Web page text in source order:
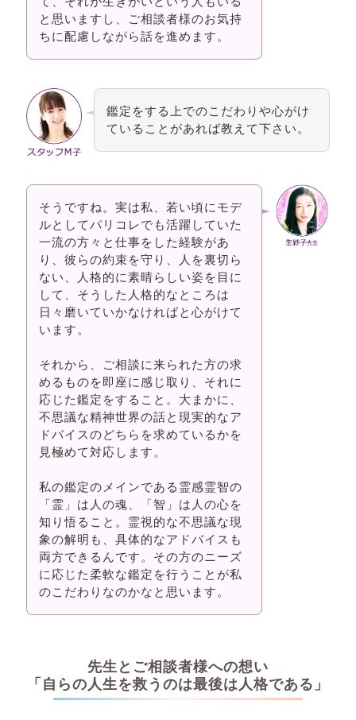
と思いますし、ご相談者様のお気持
ちに配慮しながら話を進めます。
鑑定をする上でのこだわりや心がけ
ていることがあれば教えて下さい。
そうですね。実は私、若い頃にモデ
ルとしてパリコレでも活躍していた
一流の方々と仕事をした経験があ
り、彼らの約束を守り、人を裏切ら
ない、人格的に素晴らしい姿を目に
して、そうした人格的なところは
日々磨いていかなければと心がけて
います。
それから、ご相談に来られた方の求
めるものを即座に感じ取り、それに
応じた鑑定をすること。大まかに、
不思議な精神世界の話と現実的なア
ドバイスのどちらを求めているかを
見極めて対応します。
私の鑑定のメインである霊感霊智の
「霊」は人の魂、「智」は人の心を
知り悟ること。霊視的な不思議な現
象の解明も、具体的なアドバイスも
両方できるんです。その方のニーズ
に応じた柔軟な鑑定を行うことが私
のこだわりなのかなと思います。
先生とご相談者様への想い
「自らの人生を救うのは最後は人格である」